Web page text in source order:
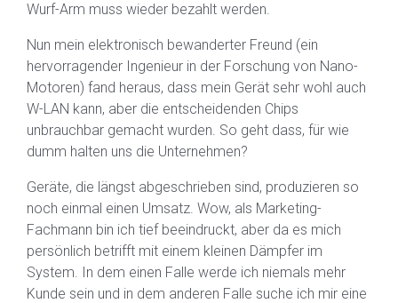
Wurf-Arm muss wieder bezahlt werden.
Nun mein elektronisch bewanderter Freund (ein
hervorragender Ingenieur in der Forschung von Nano-
Motoren) fand heraus, dass mein Gerät sehr wohl auch
W-LAN kann, aber die entscheidenden Chips
unbrauchbar gemacht wurden. So geht dass, für wie
dumm halten uns die Unternehmen?
Geräte, die längst abgeschrieben sind, produzieren so
noch einmal einen Umsatz. Wow, als Marketing-
Fachmann bin ich tief beeindruckt, aber da es mich
persönlich betrifft mit einem kleinen Dämpfer im
System. In dem einen Falle werde ich niemals mehr
Kunde sein und in dem anderen Falle suche ich mir eine